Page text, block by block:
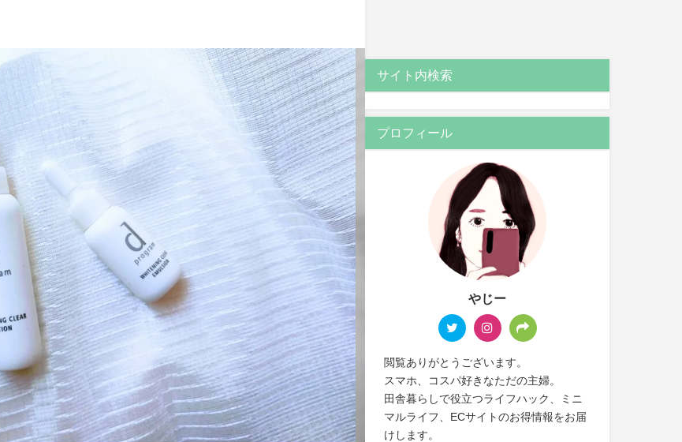
サイト内検索
プロフィール
やじー
閲覧ありがとうございます。
スマホ、コスパ好きなただの主婦。
田舎暮らしで役立つライフハック、ミニ
マルライフ、ECサイトのお得情報をお届
けします。